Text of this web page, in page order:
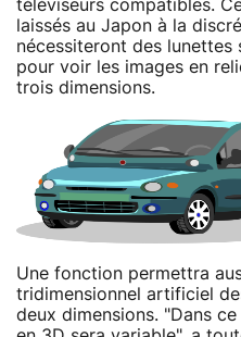
téléviseurs compatibles.
laissés au Japon à la
nécessiteront des lunettes
pour voir les images en
trois dimensions.
Une fonction permettra
tridimensionnel artificiel
deux dimensions. "Dans